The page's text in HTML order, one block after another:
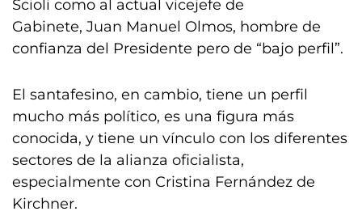
Scioli como al actual vicejefe de
Gabinete, Juan Manuel Olmos, hombre de
confianza del Presidente pero de “bajo perfil”.
El santafesino, en cambio, tiene un perfil
mucho más político, es una figura más
conocida, y tiene un vínculo con los diferentes
sectores de la alianza oficialista,
especialmente con Cristina Fernández de
Kirchner.